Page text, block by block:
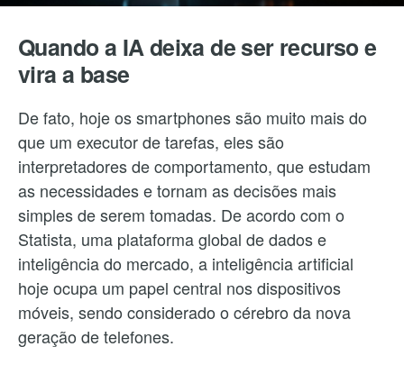
Quando a IA deixa de ser recurso e
vira a base
De fato, hoje os smartphones são muito mais do
que um executor de tarefas, eles são
interpretadores de comportamento, que estudam
as necessidades e tornam as decisões mais
simples de serem tomadas. De acordo com o
Statista, uma plataforma global de dados e
inteligência do mercado, a inteligência artificial
hoje ocupa um papel central nos dispositivos
móveis, sendo considerado o cérebro da nova
geração de telefones.